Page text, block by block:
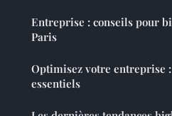
Entreprise : conseils pour
Paris
Optimisez votre entreprise
essentiels